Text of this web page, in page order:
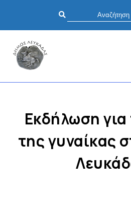
Εκδήλωση για
της γυναίκας